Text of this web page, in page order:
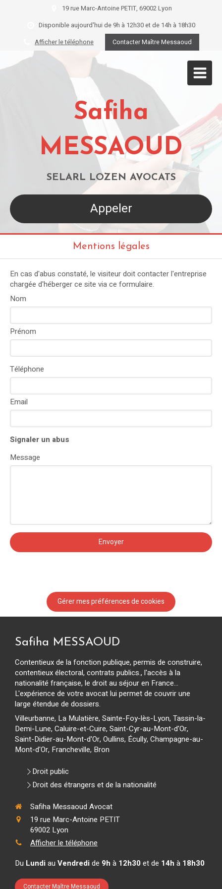
19 rue Marc-Antoine PETIT, 69002 Lyon
Disponible aujourd'hui de 9h à 12h30 et de 14h à 18h30
Afficher le téléphone
Contacter Maître Messaoud
Safiha
MESSAOUD
SELARL LOZEN AVOCATS
Appeler
Mentions légales
En cas d'abus constaté, le visiteur doit contacter l'entreprise
chargée d'héberger ce site via ce formulaire.
Nom
Prénom
Téléphone
Email
Signaler un abus
Message
Envoyer
Gérer mes préférences de cookies
Safiha MESSAOUD
Contentieux de la fonction publique, permis de construire,
contentieux électoral, contrats publics., l'accès à la
nationalité française, le droit au séjour en France...
L'expérience de votre avocat lui permet de couvrir une
large étendue de dossiers.
Villeurbanne, La Mulatière, Sainte-Foy-lès-Lyon, Tassin-la-
Demi-Lune, Caluire-et-Cuire, Saint-Cyr-au-Mont-d'Or,
Saint-Didier-au-Mont-d'Or, Oullins, Écully, Champagne-au-
Mont-d'Or, Francheville, Bron
Droit public
Droit des étrangers et de la nationalité
Safiha Messaoud Avocat
19 rue Marc-Antoine PETIT
69002 Lyon
Afficher le téléphone
Du Lundiau Vendredide 9h à 12h30et de 14h à 18h30
Contacter Maître Messaoud